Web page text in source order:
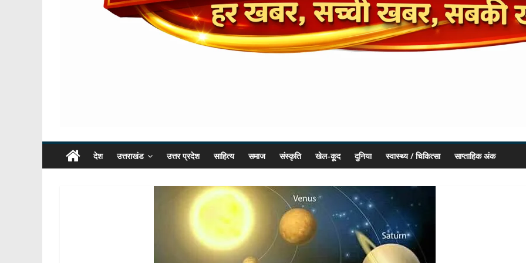
देश उत्तराखंड उत्तर प्रदेश साहित्य समाज संस्कृति खेल-कूद दुनिया स्वास्थ्य / चिकित्सा साप्ताहिक अंक